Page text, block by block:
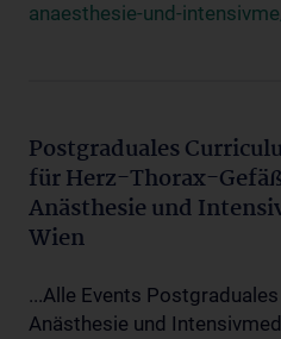
anaesthesie-und-
Postgraduales
für Herz-Thorax-
Anästhesie und
Wien
...Alle Events
Anästhesie und